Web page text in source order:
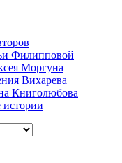
Филипповой
Моргуна
Вихарева
Книголюбова